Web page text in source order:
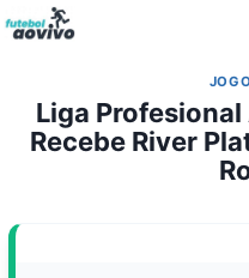
Pular
para
Conteúdo
Liga
Recebe River